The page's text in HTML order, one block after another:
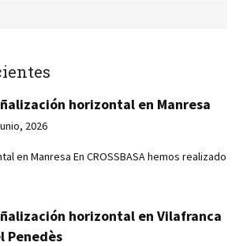
horizontal en Manresa
2026
en Manresa En CROSSBASA hemos realizado
horizontal en Vilafranca
Penedès